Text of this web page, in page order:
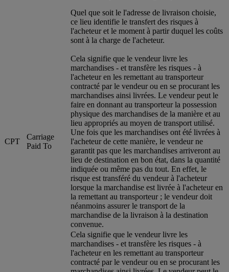
Quel que soit le l'adresse de livraison choisie,
ce lieu identifie le transfert des risques à
l'acheteur et le moment à partir duquel les coûts
sont à la charge de l'acheteur.
CPT
Carriage
Paid To
Cela signifie que le vendeur livre les
marchandises - et transfère les risques - à
l'acheteur en les remettant au transporteur
contracté par le vendeur ou en se procurant les
marchandises ainsi livrées. Le vendeur peut le
faire en donnant au transporteur la possession
physique des marchandises de la manière et au
lieu appropriés au moyen de transport utilisé.
Une fois que les marchandises ont été livrées à
l'acheteur de cette manière, le vendeur ne
garantit pas que les marchandises arriveront au
lieu de destination en bon état, dans la quantité
indiquée ou même pas du tout. En effet, le
risque est transféré du vendeur à l'acheteur
lorsque la marchandise est livrée à l'acheteur en
la remettant au transporteur ; le vendeur doit
néanmoins assurer le transport de la
marchandise de la livraison à la destination
convenue.
Cela signifie que le vendeur livre les
marchandises - et transfère les risques - à
l'acheteur en les remettant au transporteur
contracté par le vendeur ou en se procurant les